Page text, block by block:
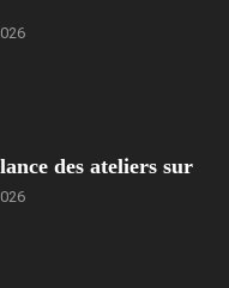
des ateliers sur